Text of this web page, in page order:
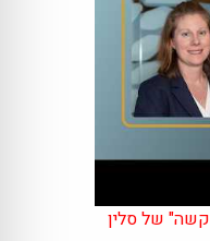
של סלין